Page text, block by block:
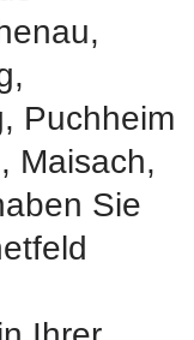
Puchheim
Maisach,
Sie